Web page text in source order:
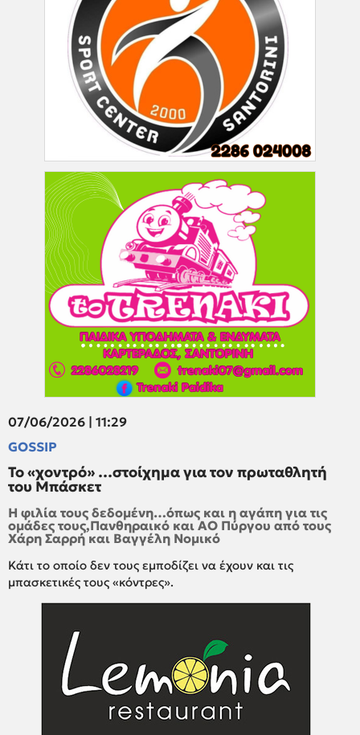
07/06/2026 | 11:29
GOSSIP
Το «χοντρό» …στοίχημα για τον πρωταθλητή
του Μπάσκετ
Η φιλία τους δεδομένη…όπως και η αγάπη για τις
ομάδες τους,Πανθηραικό και ΑΟ Πύργου από τους
Χάρη Σαρρή και Βαγγέλη Νομικό
Κάτι το οποίο δεν τους εμποδίζει να έχουν και τις
μπασκετικές τους «κόντρες».